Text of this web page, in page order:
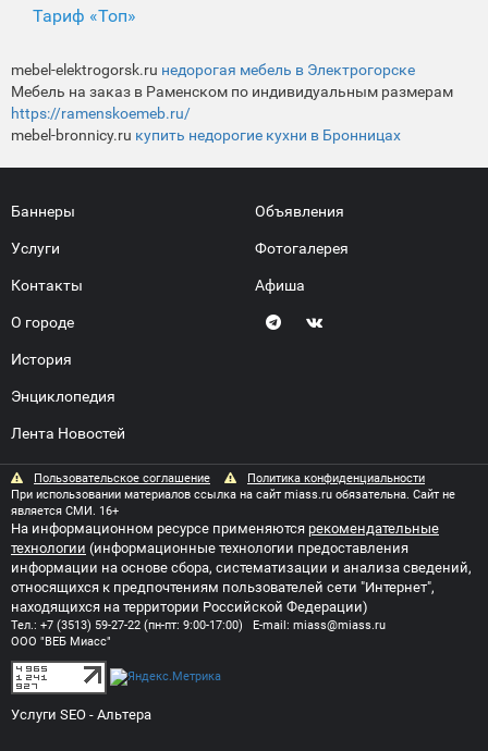
Тариф «Топ»
mebel-elektrogorsk.ru недорогая мебель в Электрогорске
Мебель на заказ в Раменском по индивидуальным размерам
https://ramenskoemeb.ru/
mebel-bronnicy.ru купить недорогие кухни в Бронницах
Баннеры
Услуги
Контакты
О городе
История
Энциклопедия
Лента Новостей
Объявления
Фотогалерея
Афиша
Пользовательское соглашение
Политика конфиденциальности
При использовании материалов ссылка на сайт miass.ru обязательна. Сайт не
является СМИ. 16+
На информационном ресурсе применяются рекомендательные
технологии (информационные технологии предоставления
информации на основе сбора, систематизации и анализа сведений,
относящихся к предпочтениям пользователей сети "Интернет",
находящихся на территории Российской Федерации)
Тел.: +7 (3513) 59-27-22 (пн-пт: 9:00-17:00) E-mail: miass@miass.ru
ООО "ВЕБ Миасс"
Услуги SEO - Альтера